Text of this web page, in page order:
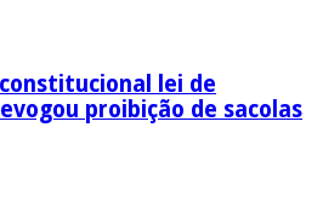
lei de
proibição de sacolas